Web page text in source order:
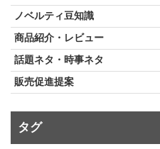
ノベルティ豆知識
商品紹介・レビュー
話題ネタ・時事ネタ
販売促進提案
タグ